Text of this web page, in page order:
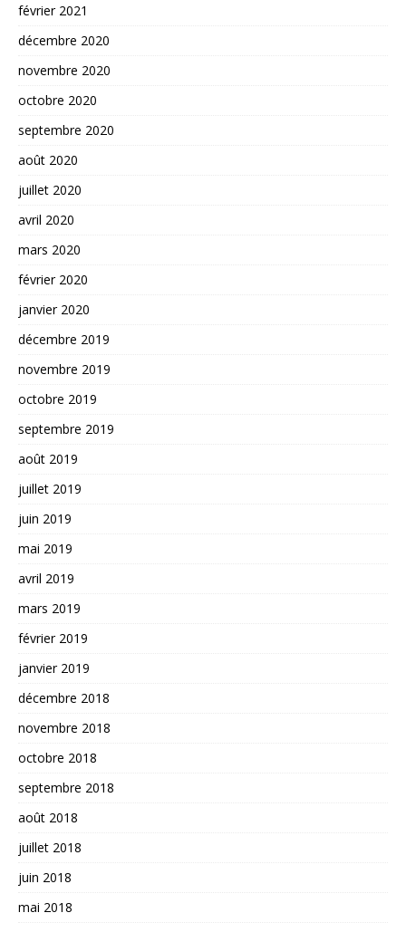
février 2021
décembre 2020
novembre 2020
octobre 2020
septembre 2020
août 2020
juillet 2020
avril 2020
mars 2020
février 2020
janvier 2020
décembre 2019
novembre 2019
octobre 2019
septembre 2019
août 2019
juillet 2019
juin 2019
mai 2019
avril 2019
mars 2019
février 2019
janvier 2019
décembre 2018
novembre 2018
octobre 2018
septembre 2018
août 2018
juillet 2018
juin 2018
mai 2018